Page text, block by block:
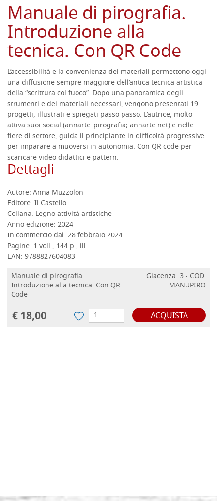
Manuale di pirografia.
Introduzione alla
tecnica. Con QR Code
L’accessibilità e la convenienza dei materiali permettono oggi
una diffusione sempre maggiore dell’antica tecnica artistica
della “scrittura col fuoco”. Dopo una panoramica degli
strumenti e dei materiali necessari, vengono presentati 19
progetti, illustrati e spiegati passo passo. L’autrice, molto
attiva suoi social (annarte_pirografia; annarte.net) e nelle
fiere di settore, guida il principiante in difficoltà progressive
per imparare a muoversi in autonomia. Con QR code per
scaricare video didattici e pattern.
Dettagli
Autore: Anna Muzzolon
Editore: Il Castello
Collana: Legno attività artistiche
Anno edizione: 2024
In commercio dal: 28 febbraio 2024
Pagine: 1 voll., 144 p., ill.
EAN: 9788827604083
Manuale di pirografia.
Introduzione alla tecnica. Con QR
Code
Giacenza: 3 - COD.
MANUPIRO
€ 18,00 ACQUISTA